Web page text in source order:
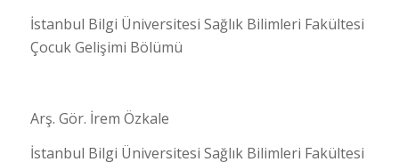
İstanbul Bilgi Üniversitesi Sağlık Bilimleri Fakültesi
Çocuk Gelişimi Bölümü
Arş. Gör. İrem Özkale
İstanbul Bilgi Üniversitesi Sağlık Bilimleri Fakültesi